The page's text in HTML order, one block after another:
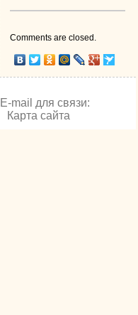
Comments are closed.
E-mail для связи:
Карта сайта